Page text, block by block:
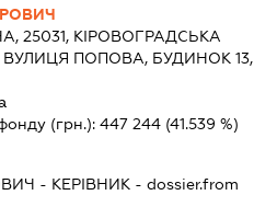
25031, КІРОВОГРАДСЬКА
ВУЛИЦЯ ПОПОВА, БУДИНОК 13,
(грн.):447 244 (41.539 %)
- КЕРІВНИК - dossier.from